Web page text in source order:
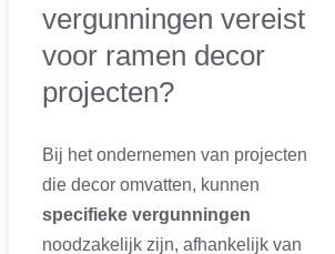
vergunningen vereist
voor ramen decor
projecten?
Bij het ondernemen van projecten
die decor omvatten, kunnen
specifieke vergunningen
noodzakelijk zijn, afhankelijk van